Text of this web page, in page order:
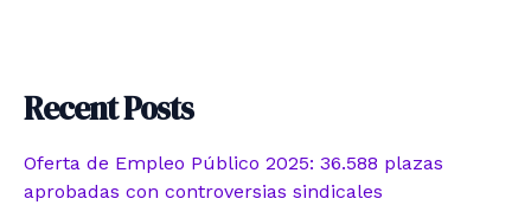
Recent Posts
Oferta de Empleo Público 2025: 36.588 plazas
aprobadas con controversias sindicales